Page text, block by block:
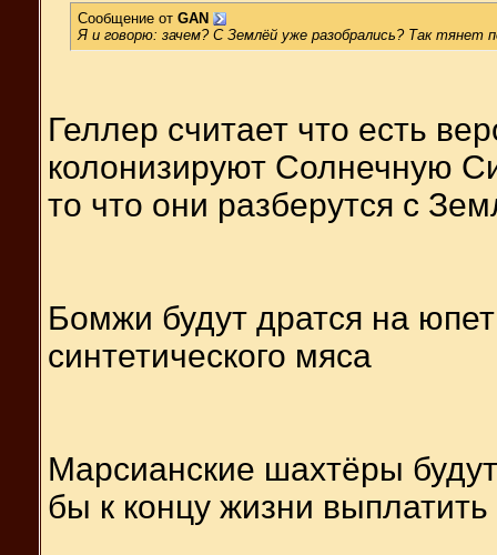
Сообщение от GAN
Я и говорю: зачем? С Землёй уже разобрались? Так тянет
Геллер считает что есть
колонизируют Солнечную
то что они разберутся с
Бомжи будут дратся на
синтетического мяса
Марсианские шахтёры
бы к концу жизни